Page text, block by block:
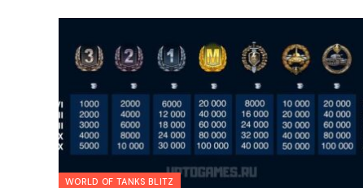
WORLD OF TANKS BLITZ